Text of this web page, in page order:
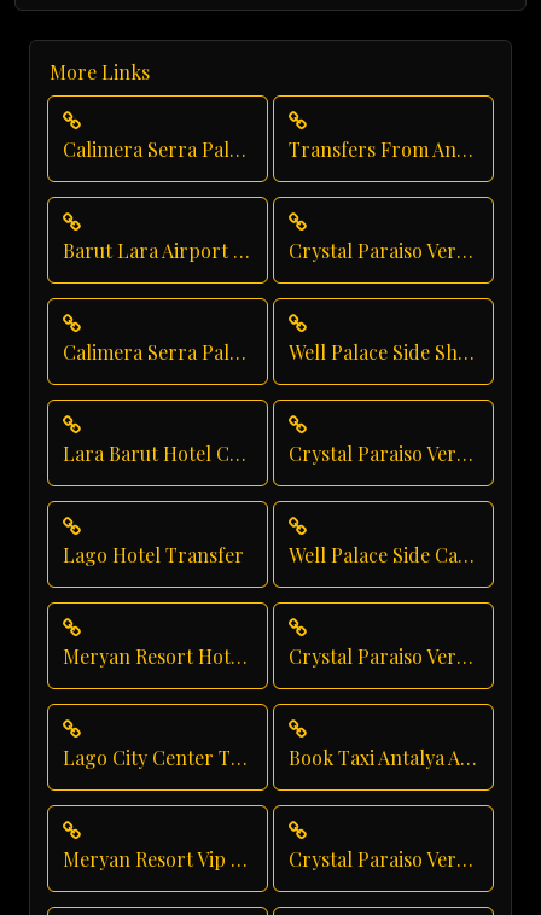
More Links
Calimera Serra Palace Shuttle Service Transfers From Antalya Airport
Barut Lara Airport Transfer Crystal Paraiso Verde Transfer
Calimera Serra Palace Group Transfer Well Palace Side Shuttle Service
Lara Barut Hotel Car Service Crystal Paraiso Verde Airport Transfer
Lago Hotel Transfer Well Palace Side Car Rental
Meryan Resort Hotel Transfer Crystal Paraiso Verde Taxi Service
Lago City Center Transfer Book Taxi Antalya Airport
Meryan Resort Vip Transfer Crystal Paraiso Verde Family Transfer